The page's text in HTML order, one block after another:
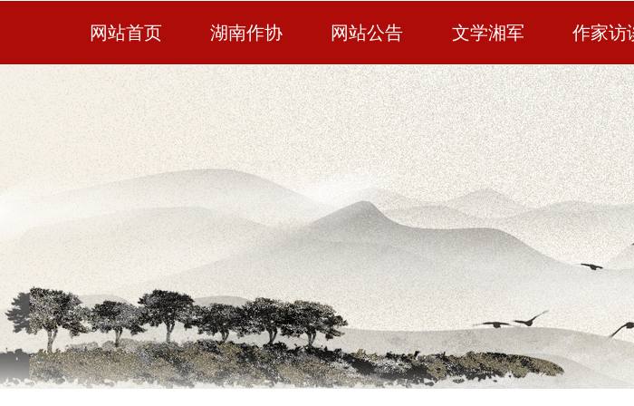
网站首页 湖南作协 网站公告 文学湘军 作家访